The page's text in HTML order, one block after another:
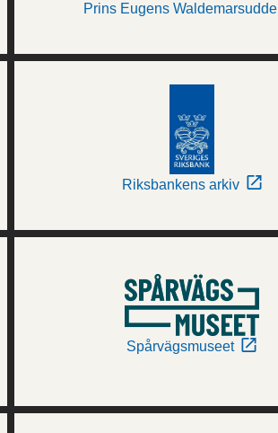
Prins Eugens Waldemarsudde
Riksbankens arkiv
Spårvägsmuseet